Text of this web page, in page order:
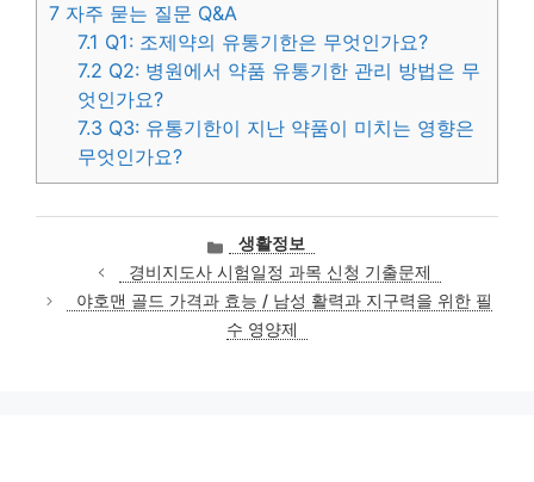
7 자주 묻는 질문 Q&A
7.1 Q1: 조제약의 유통기한은 무엇인가요?
7.2 Q2: 병원에서 약품 유통기한 관리 방법은 무
엇인가요?
7.3 Q3: 유통기한이 지난 약품이 미치는 영향은
무엇인가요?
카
테
고
리
생활정보
경비지도사 시험일정 과목 신청 기출문제
야호맨 골드 가격과 효능 / 남성 활력과 지구력을 위한 필
수 영양제